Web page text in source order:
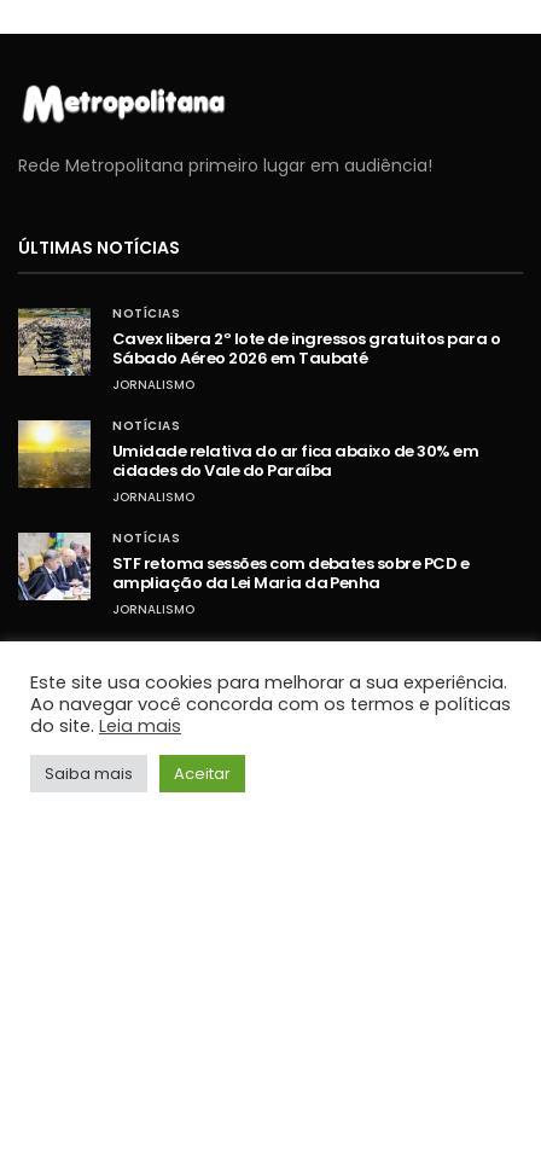
Rede Metropolitana primeiro lugar em audiência!
ÚLTIMAS NOTÍCIAS
NOTÍCIAS
Cavex libera 2º lote de ingressos gratuitos para o
Sábado Aéreo 2026 em Taubaté
JORNALISMO
NOTÍCIAS
Umidade relativa do ar fica abaixo de 30% em
cidades do Vale do Paraíba
JORNALISMO
NOTÍCIAS
STF retoma sessões com debates sobre PCD e
ampliação da Lei Maria da Penha
JORNALISMO
Este site usa cookies para melhorar a sua experiência.
Ao navegar você concorda com os termos e políticas
do site. Leia mais
Saiba mais Aceitar